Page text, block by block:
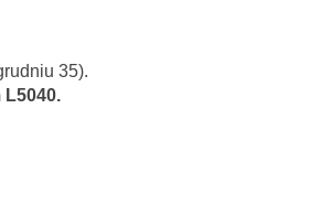
35).
L5040.